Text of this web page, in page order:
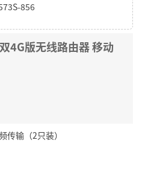
856
4G版无线路由器 移动
传输（2只装）